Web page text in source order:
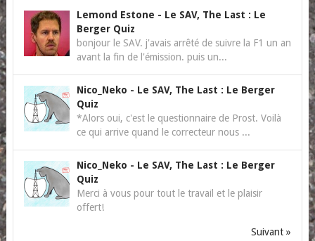
Lemond Estone - Le SAV, The Last : Le
Berger Quiz
bonjour le SAV. j'avais arrêté de suivre la F1 un an
avant la fin de l'émission. puis un...
Nico_Neko - Le SAV, The Last : Le Berger
Quiz
*Alors oui, c'est le questionnaire de Prost. Voilà
ce qui arrive quand le correcteur nous ...
Nico_Neko - Le SAV, The Last : Le Berger
Quiz
Merci à vous pour tout le travail et le plaisir
offert!
Suivant »